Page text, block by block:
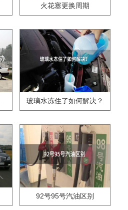
火花塞更换周期
么办?? 玻璃水冻住了如何解决？
92号95号汽油区别